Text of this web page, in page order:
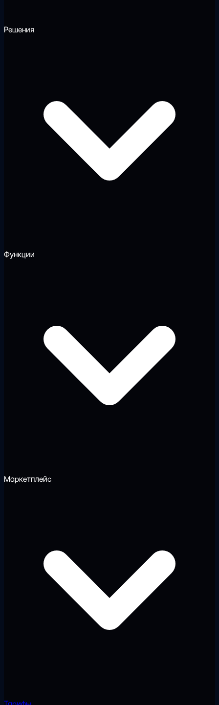
Решения
Функции
Маркетплейс